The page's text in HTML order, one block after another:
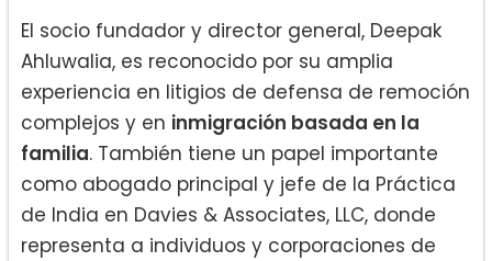
El socio fundador y director general, Deepak
Ahluwalia, es reconocido por su amplia
experiencia en litigios de defensa de remoción
complejos y en inmigración basada en la
familia. También tiene un papel importante
como abogado principal y jefe de la Práctica
de India en Davies & Associates, LLC, donde
representa a individuos y corporaciones de